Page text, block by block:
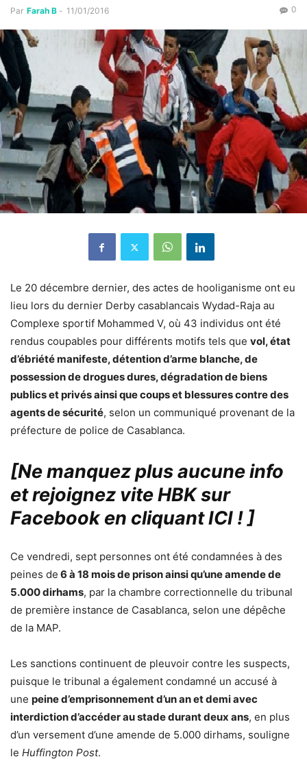
Par Farah B - 11/01/2016 0
Le 20 décembre dernier, des actes de hooliganisme ont eu
lieu lors du dernier Derby casablancais Wydad-Raja au
Complexe sportif Mohammed V, où 43 individus ont été
rendus coupables pour différents motifs tels que vol, état
d’ébriété manifeste, détention d’arme blanche, de
possession de drogues dures, dégradation de biens
publics et privés ainsi que coups et blessures contre des
agents de sécurité, selon un communiqué provenant de la
préfecture de police de Casablanca.
[Ne manquez plus aucune info
et rejoignez vite HBK sur
Facebook en cliquant ICI !]
Ce vendredi, sept personnes ont été condamnées à des
peines de 6 à 18 mois de prison ainsi qu’une amende de
5.000 dirhams, par la chambre correctionnelle du tribunal
de première instance de Casablanca, selon une dépêche
de la MAP.
Les sanctions continuent de pleuvoir contre les suspects,
puisque le tribunal a également condamné un accusé à
une peine d’emprisonnement d’un an et demi avec
interdiction d’accéder au stade durant deux ans, en plus
d’un versement d’une amende de 5.000 dirhams, souligne
le Huffington Post.